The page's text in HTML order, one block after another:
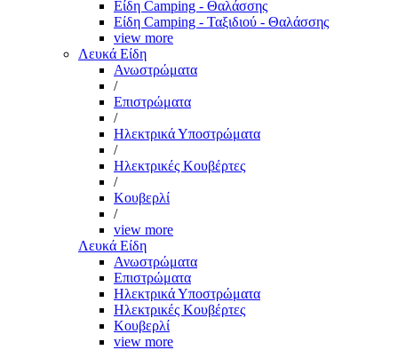
Είδη Camping - Θαλάσσης
Είδη Camping - Ταξιδιού - Θαλάσσης
view more
Λευκά Είδη
Ανωστρώματα
/
Επιστρώματα
/
Ηλεκτρικά Υποστρώματα
/
Ηλεκτρικές Κουβέρτες
/
Κουβερλί
/
view more
Λευκά Είδη
Ανωστρώματα
Επιστρώματα
Ηλεκτρικά Υποστρώματα
Ηλεκτρικές Κουβέρτες
Κουβερλί
view more